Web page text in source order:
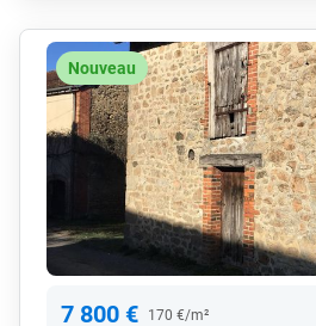
Nouveau
7 800 € 170 €/m²